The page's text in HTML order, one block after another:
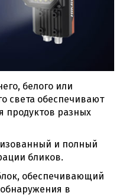
белого или
света обеспечивают
продуктов разных
и полный
бликов.
обеспечивающий
в